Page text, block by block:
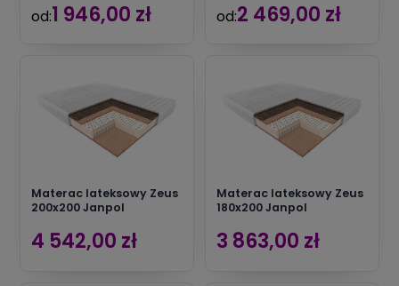
od:1 946,00 zł od:2 469,00 zł
Materac lateksowy Zeus
200x200 Janpol
4 542,00 zł
Materac lateksowy Zeus
180x200 Janpol
3 863,00 zł